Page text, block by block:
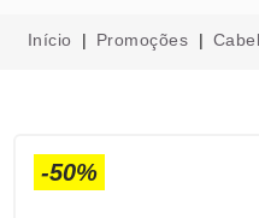
Início Promoções
-50%